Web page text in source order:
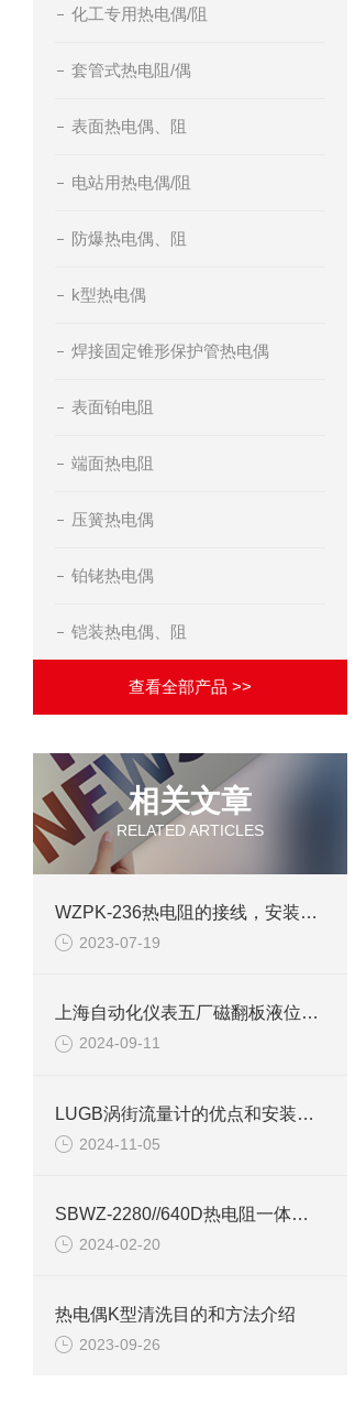
化工专用热电偶/阻
套管式热电阻/偶
表面热电偶、阻
电站用热电偶/阻
防爆热电偶、阻
k型热电偶
焊接固定锥形保护管热电偶
表面铂电阻
端面热电阻
压簧热电偶
铂铑热电偶
铠装热电偶、阻
查看全部产品 >>
相关文章
RELATED ARTICLES
WZPK-236热电阻的接线，安装及测量
2023-07-19
上海自动化仪表五厂磁翻板液位计检查装置
2024-09-11
LUGB涡街流量计的优点和安装注意事项说明
2024-11-05
SBWZ-2280//640D热电阻一体化变送器产品介绍
2024-02-20
热电偶K型清洗目的和方法介绍
2023-09-26